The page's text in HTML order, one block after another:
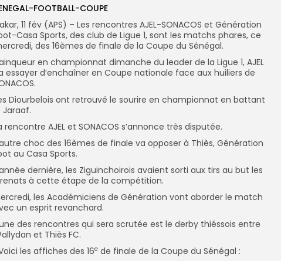
FOOTBALL-COUPE
11 fév (APS) – Les rencontres AJEL-SONACOS et Génération
Casa Sports, des club de Ligue 1, sont les matchs phares, ce
des 16èmes de finale de la Coupe du Sénégal.
en championnat dimanche du leader de la Ligue 1, AJEL
essayer d’enchaîner en Coupe nationale face aux huiliers de
Diourbelois ont retrouvé le sourire en championnat en battant
Jaraaf.
rencontre AJEL et SONACOS s’annonce très disputée.
choc des 16èmes de finale va opposer à Thiès, Génération
au Casa Sports.
dernière, les Ziguinchoirois avaient sorti aux tirs au but les
à cette étape de la compétition.
les Académiciens de Génération vont aborder le match
un esprit revanchard.
des rencontres qui sera scrutée est le derby thiéssois entre
et Thiès FC.
les affiches des 16e de finale de la Coupe du Sénégal :